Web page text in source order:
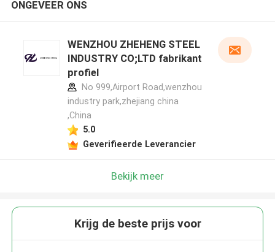
ONGEVEER ONS
WENZHOU ZHEHENG STEEL
INDUSTRY CO;LTD fabrikant
profiel
No 999,Airport Road,wenzhou
industry park,zhejiang china
,China
5.0
Geverifieerde Leverancier
Bekijk meer
Krijg de beste prijs voor